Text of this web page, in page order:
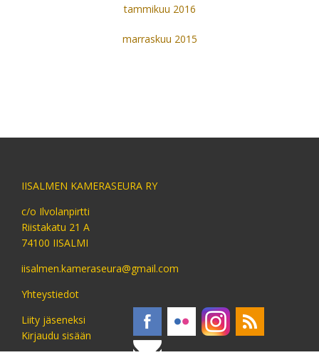
tammikuu 2016
marraskuu 2015
IISALMEN KAMERASEURA RY
c/o Ilvolanpirtti
Riistakatu 21 A
74100 IISALMI
iisalmen.kameraseura@gmail.com
Yhteystiedot
Liity jäseneksi
Kirjaudu sisään